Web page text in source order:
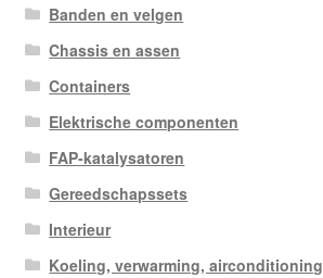
Banden en velgen
Chassis en assen
Containers
Elektrische componenten
FAP-katalysatoren
Gereedschapssets
Interieur
Koeling, verwarming, airconditioning